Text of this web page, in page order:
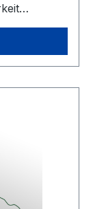
blau, d.
schwarz
Farbe.
für die
Der
100
der